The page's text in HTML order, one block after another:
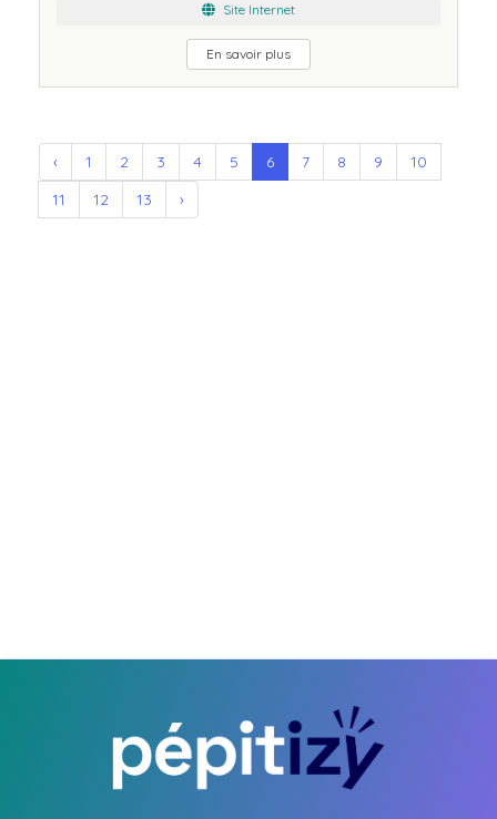
Site Internet
En savoir plus
‹ 1 2 3 4 5 6 7 8 9
10
11
12 13 ›